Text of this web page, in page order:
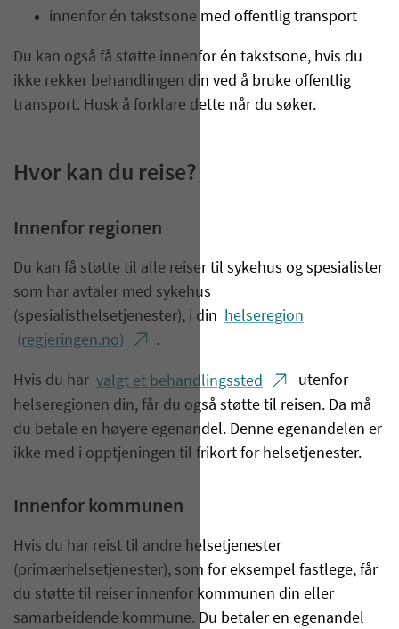
innenfor én takstsone med offentlig transport
Du kan også få støtte innenfor én takstsone, hvis du
ikke rekker behandlingen din ved å bruke offentlig
transport. Husk å forklare dette når du søker.
Hvor kan du reise?
Innenfor regionen
Du kan få støtte til alle reiser til sykehus og spesialister
som har avtaler med sykehus
(spesialisthelsetjenester), i din helseregion
(regjeringen.no)
.
Hvis du har valgt et behandlingssted
utenfor
helseregionen din, får du også støtte til reisen. Da må
du betale en høyere egenandel. Denne egenandelen er
ikke med i opptjeningen til frikort for helsetjenester.
Innenfor kommunen
Hvis du har reist til andre helsetjenester
(primærhelsetjenester), som for eksempel fastlege, får
du støtte til reiser innenfor kommunen din eller
samarbeidende kommune. Du betaler en egenandel